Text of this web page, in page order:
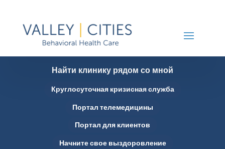
Найти клинику рядом со мной
Круглосуточная кризисная служба
Портал телемедицины
Портал для клиентов
Начните свое выздоровление